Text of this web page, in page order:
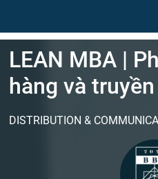
LEAN MBA |
hàng và
DISTRIBUTION &